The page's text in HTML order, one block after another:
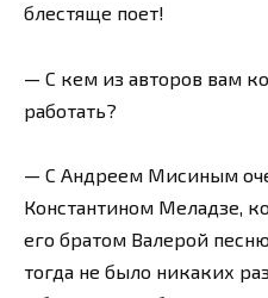
блестяще поет!
— С кем из авторов вам
работать?
— С Андреем Мисиным
Константином Меладзе,
его братом Валерой
тогда не было никаких